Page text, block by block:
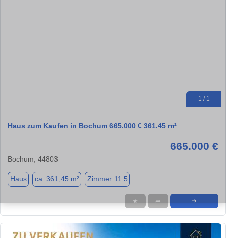
1 / 1
Haus zum Kaufen in Bochum 665.000 € 361.45 m²
665.000 €
Bochum, 44803
Haus ca. 361,45 m² Zimmer 11.5
★ ➦ ➜